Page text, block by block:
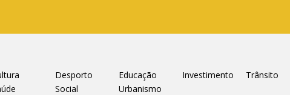
Desporto Educação Investimento
Trânsito
Social Urbanismo